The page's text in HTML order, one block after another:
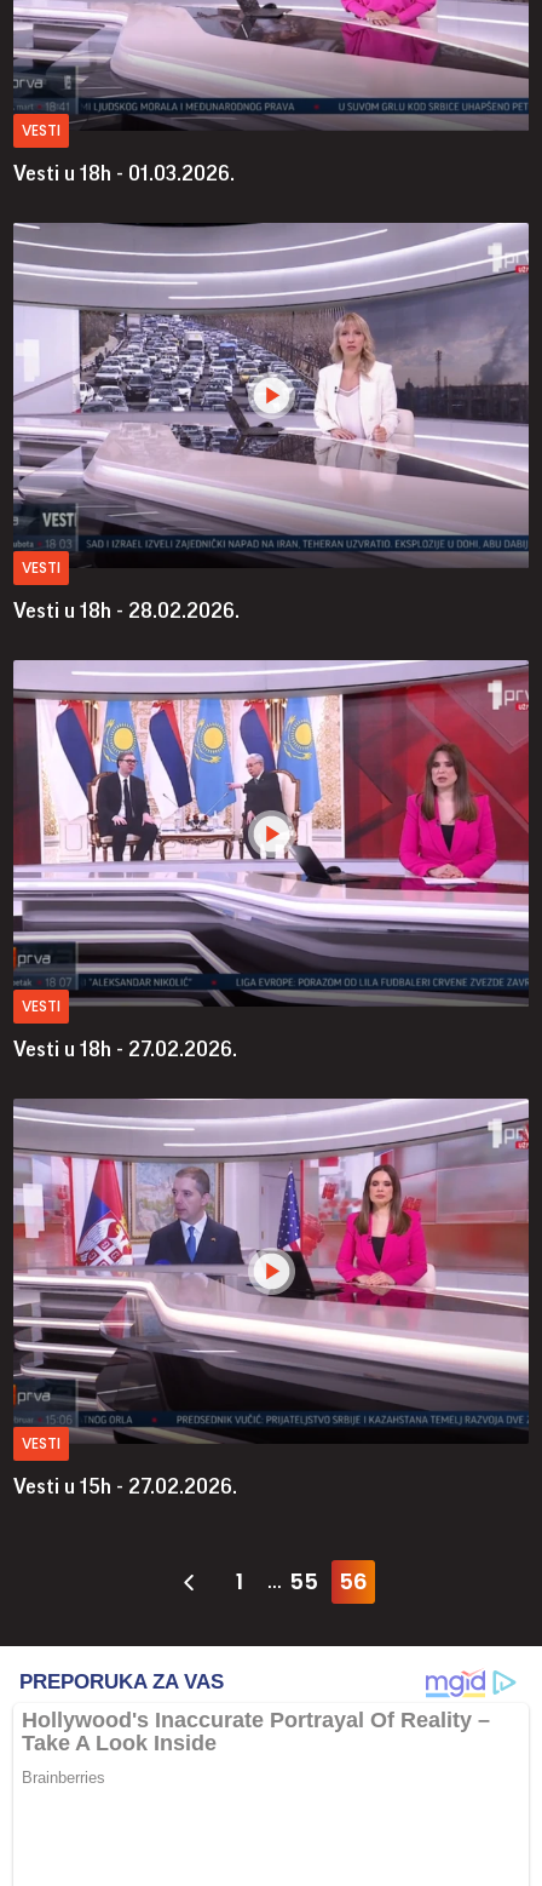
VESTI
Vesti u 18h - 01.03.2026.
VESTI
Vesti u 18h - 28.02.2026.
VESTI
Vesti u 18h - 27.02.2026.
VESTI
Vesti u 15h - 27.02.2026.
1 ... 55 56